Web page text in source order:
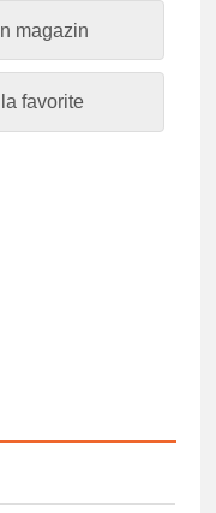
magazin
favorite